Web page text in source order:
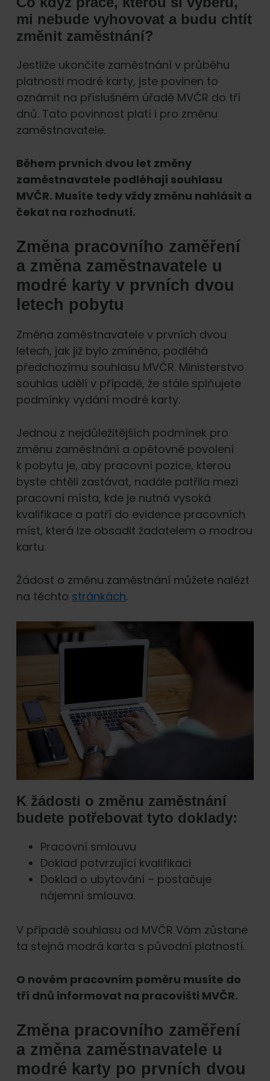
mi nebude vyhovovat a budu chtít
změnit zaměstnání?
Jestliže ukončíte zaměstnání v průběhu
platnosti modré karty, jste povinen to
oznámit na příslušném úřadě MVČR do tří
dnů. Tato povinnost platí i pro změnu
zaměstnavatele.
Během prvních dvou let změny
zaměstnavatele podléhají souhlasu
MVČR. Musíte tedy vždy změnu nahlásit a
čekat na rozhodnutí.
Změna pracovního zaměření
a změna zaměstnavatele u
modré karty v prvních dvou
letech pobytu
Změna zaměstnavatele v prvních dvou
letech, jak již bylo zmíněno, podléhá
předchozímu souhlasu MVČR. Ministerstvo
souhlas udělí v případě, že stále splňujete
podmínky vydání modré karty.
Jednou z nejdůležitějších podmínek pro
změnu zaměstnání a opětovné povolení
k pobytu je, aby pracovní pozice, kterou
byste chtěli zastávat, nadále patřila mezi
pracovní místa, kde je nutná vysoká
kvalifikace a patří do evidence pracovních
míst, která lze obsadit žadatelem o modrou
kartu.
Žádost o změnu zaměstnání můžete nalézt
na těchto stránkách.
K žádosti o změnu zaměstnání
budete potřebovat tyto doklady:
Pracovní smlouvu
Doklad potvrzující kvalifikaci
Doklad o ubytování – postačuje
nájemní smlouva.
V případě souhlasu od MVČR Vám zůstane
ta stejná modrá karta s původní platností.
O novém pracovním poměru musíte do
tří dnů informovat na pracovišti MVČR.
Změna pracovního zaměření
a změna zaměstnavatele u
modré karty po prvních dvou